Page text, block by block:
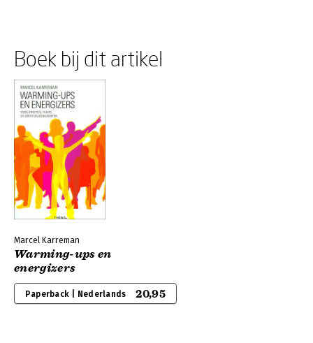
Boek bij dit artikel
Marcel Karreman
Warming-ups en
energizers
Paperback | Nederlands 20,95